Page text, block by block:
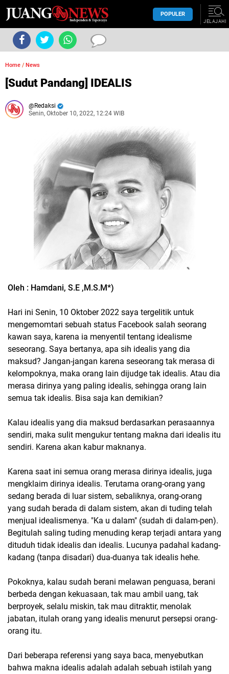
POPULER
JELAJAHI
Home / News
[Sudut Pandang] IDEALIS
Redaksi
Senin, Oktober 10, 2022, 12:24 WIB
Oleh : Hamdani, S.E ,M.S.M*)
Hari ini Senin, 10 Oktober 2022 saya tergelitik untuk
mengemomtari sebuah status Facebook salah seorang
kawan saya, karena ia menyentil tentang idealisme
seseorang. Saya bertanya, apa sih idealis yang dia
maksud? Jangan-jangan karena seseorang tak merasa di
kelompoknya, maka orang lain dijudge tak idealis. Atau dia
merasa dirinya yang paling idealis, sehingga orang lain
semua tak idealis. Bisa saja kan demikian?
Kalau idealis yang dia maksud berdasarkan perasaannya
sendiri, maka sulit mengukur tentang makna dari idealis itu
sendiri. Karena akan kabur maknanya.
Karena saat ini semua orang merasa dirinya idealis, juga
mengklaim dirinya idealis. Terutama orang-orang yang
sedang berada di luar sistem, sebaliknya, orang-orang
yang sudah berada di dalam sistem, akan di tuding telah
menjual idealismenya. "Ka u dalam" (sudah di dalam-pen).
Begitulah saling tuding menuding kerap terjadi antara yang
dituduh tidak idealis dan idealis. Lucunya padahal kadang-
kadang (tanpa disadari) dua-duanya tak idealis hehe.
Pokoknya, kalau sudah berani melawan penguasa, berani
berbeda dengan kekuasaan, tak mau ambil uang, tak
berproyek, selalu miskin, tak mau ditraktir, menolak
jabatan, itulah orang yang idealis menurut persepsi orang-
orang itu.
Dari beberapa referensi yang saya baca, menyebutkan
bahwa makna idealis adalah adalah sebuah istilah yang